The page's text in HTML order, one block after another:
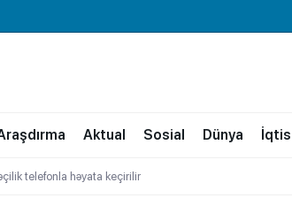
Aktual Sosial Dünya
telefonla həyata keçirilir